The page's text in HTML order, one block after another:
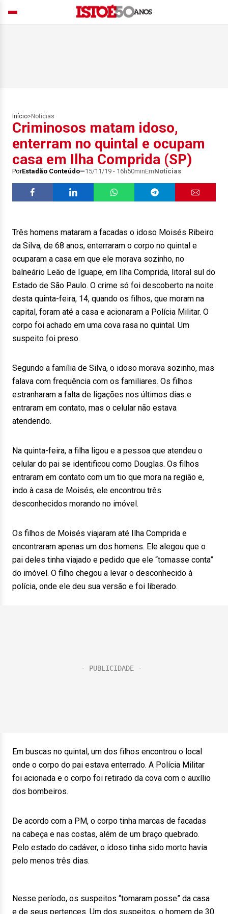
Início> Notícias
Criminosos matam idoso,
enterram no quintal e ocupam
casa em Ilha Comprida (SP)
PorEstadão Conteúdo 15/11/19 - 16h50minEmNotícias
Três homens mataram a facadas o idoso Moisés Ribeiro
da Silva, de 68 anos, enterraram o corpo no quintal e
ocuparam a casa em que ele morava sozinho, no
balneário Leão de Iguape, em Ilha Comprida, litoral sul do
Estado de São Paulo. O crime só foi descoberto na noite
desta quinta-feira, 14, quando os filhos, que moram na
capital, foram até a casa e acionaram a Polícia Militar. O
corpo foi achado em uma cova rasa no quintal. Um
suspeito foi preso.
Segundo a família de Silva, o idoso morava sozinho, mas
falava com frequência com os familiares. Os filhos
estranharam a falta de ligações nos últimos dias e
entraram em contato, mas o celular não estava
atendendo.
Na quinta-feira, a filha ligou e a pessoa que atendeu o
celular do pai se identificou como Douglas. Os filhos
entraram em contato com um tio que mora na região e,
indo à casa de Moisés, ele encontrou três
desconhecidos morando no imóvel.
Os filhos de Moisés viajaram até Ilha Comprida e
encontraram apenas um dos homens. Ele alegou que o
pai deles tinha viajado e pedido que ele “tomasse conta”
do imóvel. O filho chegou a levar o desconhecido à
polícia, onde ele deu sua versão e foi liberado.
Em buscas no quintal, um dos filhos encontrou o local
onde o corpo do pai estava enterrado. A Polícia Militar
foi acionada e o corpo foi retirado da cova com o auxílio
dos bombeiros.
De acordo com a PM, o corpo tinha marcas de facadas
na cabeça e nas costas, além de um braço quebrado.
Pelo estado do cadáver, o idoso tinha sido morto havia
pelo menos três dias.
Nesse período, os suspeitos “tomaram posse” da casa
e de seus pertences. Um dos suspeitos, o homem de 30